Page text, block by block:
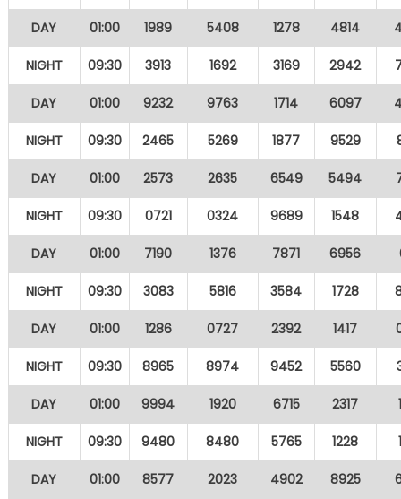
DAY 01:00 1989 5408 1278 4814
NIGHT 09:30 3913 1692 3169 2942
DAY 01:00 9232 9763 1714 6097
NIGHT 09:30 2465 5269 1877 9529
DAY 01:00 2573 2635 6549 5494
NIGHT 09:30 0721 0324 9689 1548
DAY 01:00 7190 1376 7871 6956
NIGHT 09:30 3083 5816 3584 1728
DAY 01:00 1286 0727 2392 1417
NIGHT 09:30 8965 8974 9452 5560
DAY 01:00 9994 1920 6715 2317
NIGHT 09:30 9480 8480 5765 1228
DAY 01:00 8577 2023 4902 8925